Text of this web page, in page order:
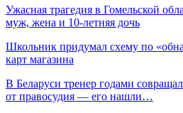
Ужасная трагедия в Гомельской
муж, жена и 10-летняя дочь
Школьник придумал схему по
карт магазина
В Беларуси тренер годами
от правосудия — его нашли…